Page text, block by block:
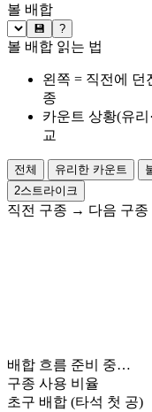
볼 배합
💾 ?
볼 배합 읽는 법
왼쪽 = 직전에 던
종
카운트 상황(유리
교
전체 유리한 카운트
2스트라이크
직전 구종 → 다음 구종
배합 흐름 준비 중…
구종 사용 비율
초구 배합 (타석 첫 공)